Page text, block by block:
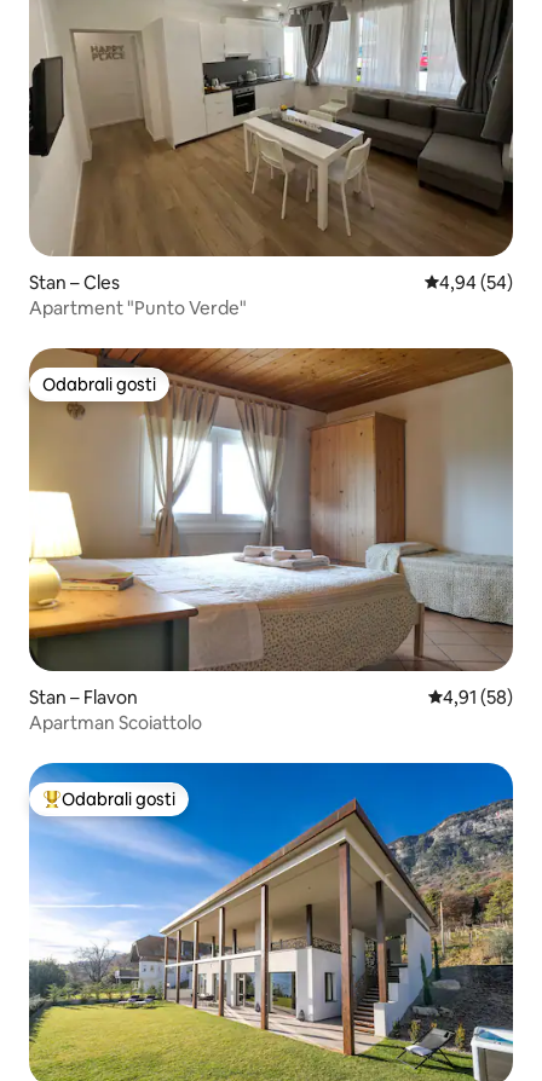
Stan – Cles Prosječna
4,94 (54)
Apartment "Punto Verde"
Odabrali gosti
Odabrali gosti
Stan – Flavon Prosječna
4,91 (58)
Apartman Scoiattolo
Među najviše rangiranima s oznakom „Odabrali gosti”
Odabrali gosti